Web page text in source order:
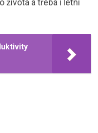
života a třeba i letní